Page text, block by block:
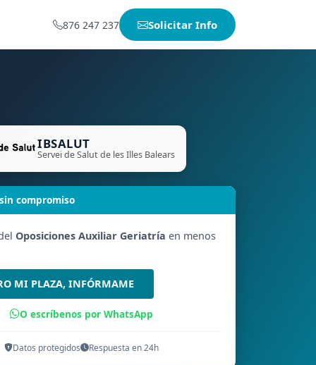
876 247 237 Solicitar Info
IBSALUT
Servei de Salut de les Illes Balears
compromiso
Oposiciones Auxiliar Geriatría en menos
MI PLAZA, INFÓRMAME
O escríbenos por WhatsApp
Datos protegidos Respuesta en 24h